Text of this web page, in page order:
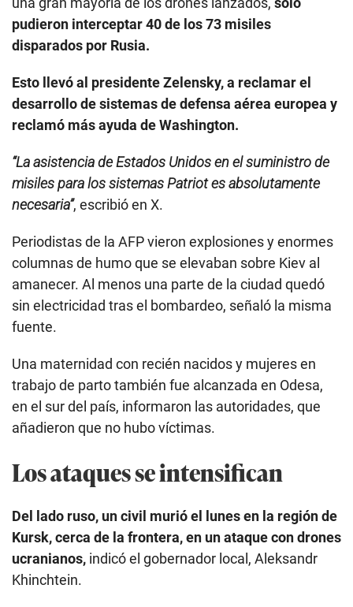
pudieron interceptar 40 de los 73 misiles
disparados por Rusia.
Esto llevó al presidente Zelensky, a reclamar el
desarrollo de sistemas de defensa aérea europea y
reclamó más ayuda de Washington.
“La asistencia de Estados Unidos en el suministro de
misiles para los sistemas Patriot es absolutamente
necesaria”, escribió en X.
Periodistas de la AFP vieron explosiones y enormes
columnas de humo que se elevaban sobre Kiev al
amanecer. Al menos una parte de la ciudad quedó
sin electricidad tras el bombardeo, señaló la misma
fuente.
Una maternidad con recién nacidos y mujeres en
trabajo de parto también fue alcanzada en Odesa,
en el sur del país, informaron las autoridades, que
añadieron que no hubo víctimas.
Los ataques se intensifican
Del lado ruso, un civil murió el lunes en la región de
Kursk, cerca de la frontera, en un ataque con drones
ucranianos, indicó el gobernador local, Aleksandr
Khinchtein.